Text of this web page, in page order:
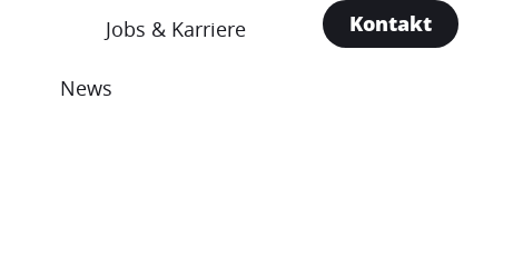
Jobs & Karriere
News
Kontakt